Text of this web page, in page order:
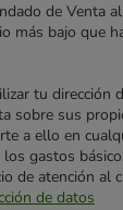
de Venta
más bajo que
tu dirección
sobre sus
a ello en
gastos
de atención al
de datos